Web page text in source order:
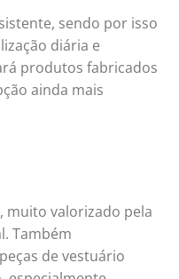
sendo por isso
diária e
produtos fabricados
ainda mais
muito valorizado pela
Também
de vestuário